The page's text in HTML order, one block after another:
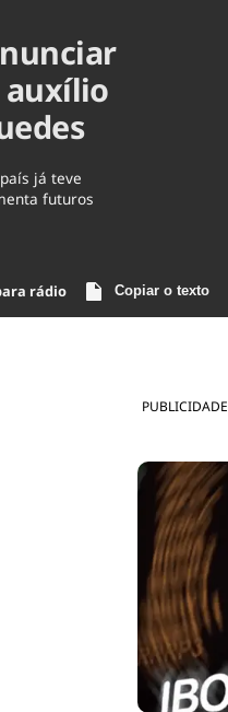
Brasil
auxílio
já teve
futuros
rádio Copiar o texto
PUBLICIDADE